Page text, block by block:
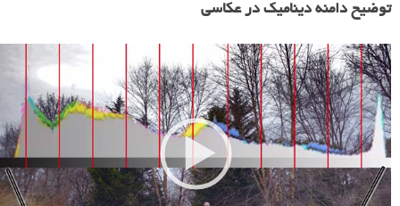
توضیح دامنه دینامیک در عکاسی
ن
م
ا
ی
ش
گ
ر